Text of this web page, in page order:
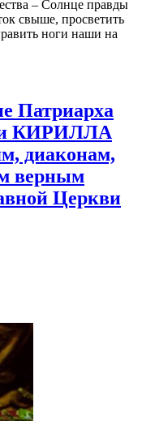
– Солнце правды
свыше, просветить
ноги наши на
Патриарха
КИРИЛЛА
диаконам,
верным
Церкви